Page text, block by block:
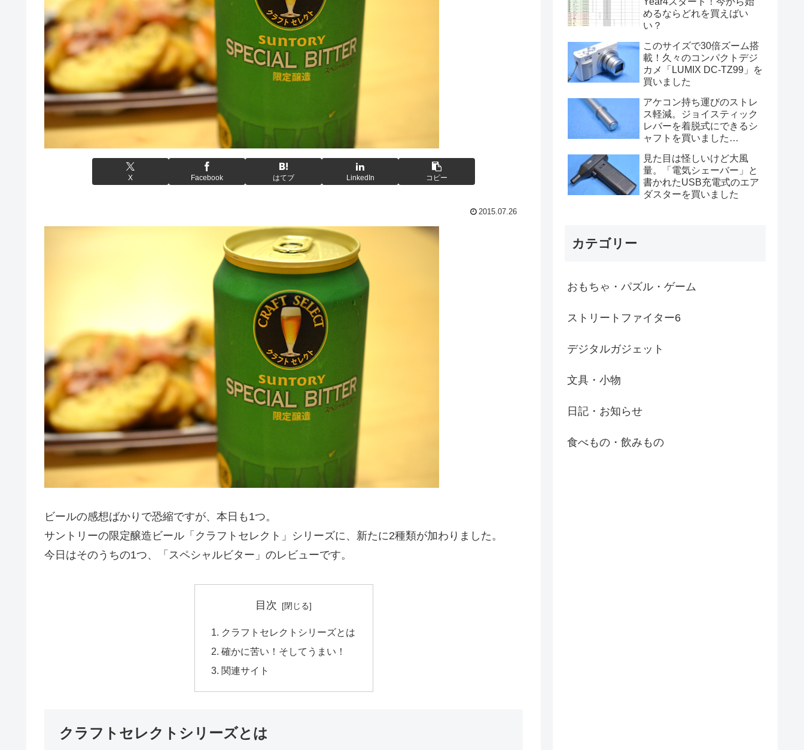
X Facebook はてブ LinkedIn コピー
2015.07.26
ビールの感想ばかりで恐縮ですが、本日も1つ。
サントリーの限定醸造ビール「クラフトセレクト」シリーズに、新たに2種類が加わりました。
今日はそのうちの1つ、「スペシャルビター」のレビューです。
目次
クラフトセレクトシリーズとは
確かに苦い！そしてうまい！
関連サイト
クラフトセレクトシリーズとは
めるならどれを買えばい
い？
このサイズで30倍ズーム搭
載！久々のコンパクトデジ
カメ「LUMIX DC-TZ99」を
買いました
アケコン持ち運びのストレ
ス軽減。ジョイスティック
レバーを着脱式にできるシ
ャフトを買いました
フトレバー)
見た目は怪しいけど大風
量。「電気シェーバー」と
書かれたUSB充電式のエア
ダスターを買いました
カテゴリー
おもちゃ・パズル・ゲーム
ストリートファイター6
デジタルガジェット
文具・小物
日記・お知らせ
食べもの・飲みもの